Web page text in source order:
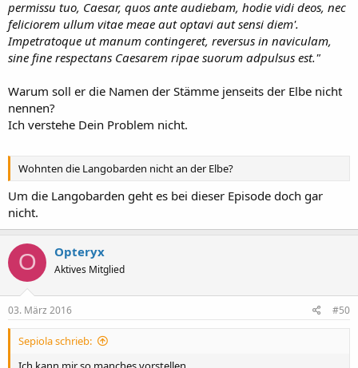
permissu tuo, Caesar, quos ante audiebam, hodie vidi deos, nec
feliciorem ullum vitae meae aut optavi aut sensi diem'.
Impetratoque ut manum contingeret, reversus in naviculam,
sine fine respectans Caesarem ripae suorum adpulsus est."
Warum soll er die Namen der Stämme jenseits der Elbe nicht
nennen?
Ich verstehe Dein Problem nicht.
Wohnten die Langobarden nicht an der Elbe?
Um die Langobarden geht es bei dieser Episode doch gar
nicht.
O Opteryx
Aktives Mitglied
03. März 2016 #50
Sepiola schrieb: